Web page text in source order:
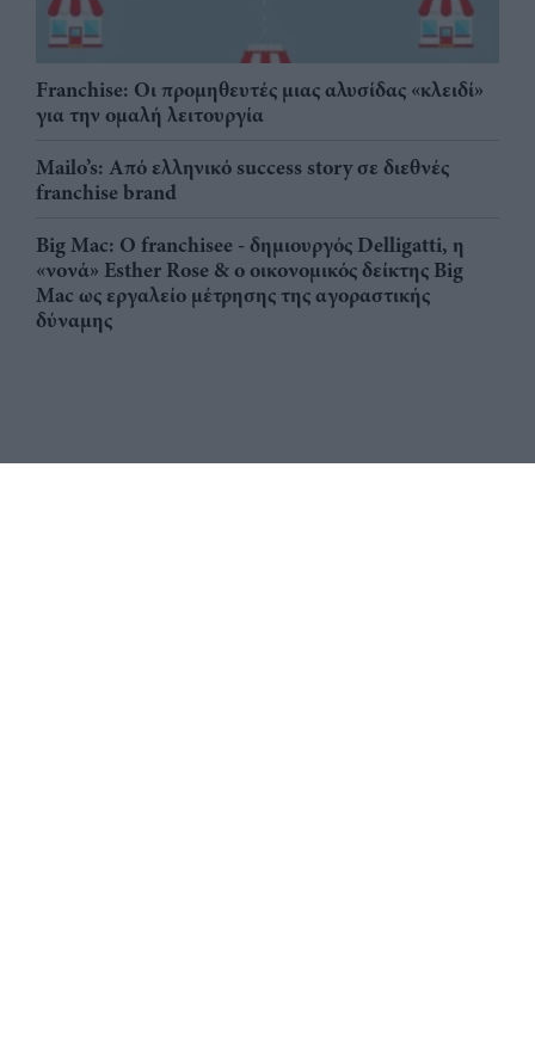
Franchise: Οι προμηθευτές μιας αλυσίδας «κλειδί»
για την ομαλή λειτουργία
Mailo’s: Από ελληνικό success story σε διεθνές
franchise brand
Big Mac: Ο franchisee - δημιουργός Delligatti, η
«νονά» Esther Rose & ο οικονομικός δείκτης Big
Mac ως εργαλείο μέτρησης της αγοραστικής
δύναμης